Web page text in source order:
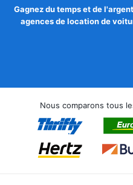
Gagnez du temps et de
agences de location de
Nous comparons tous